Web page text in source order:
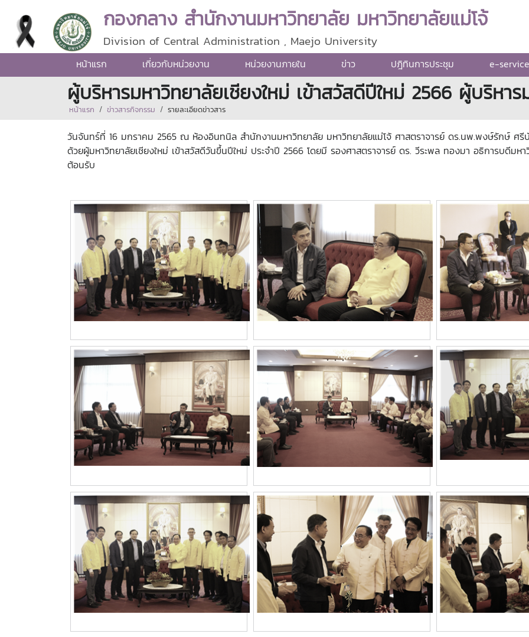
กองกลาง สำนักงานมหาวิทยาลัย มหาวิทยาลัยแม่โจ้
Division of Central Administration , Maejo University
หน้าแรก เกี่ยวกับหน่วยงาน หน่วยงานภายใน ข่าว ปฎิทินการประชุม e-service
ผู้บริหารมหาวิทยาลัยเชียงใหม่ เข้าสวัสดีปีใหม่ 2566 ผู้บริหาร
หน้าแรก ข่าวสารกิจกรรม รายละเอียดข่าวสาร
วันจันทร์ที่ 16 มกราคม 2565 ณ ห้องอินทนิล สำนักงานมหาวิทยาลัย มหาวิทยาลัยแม่โจ้ ศาสตราจารย์ ดร.นพ.พงษ์รักษ์ ศ
ด้วยผู้มหาวิทยาลัยเชียงใหม่ เข้าสวัสดีวันขึ้นปีใหม่ ประจำปี 2566 โดยมี รองศาสตราจารย์ ดร. วีระพล ทองมา อธิการบดีมห
ต้อนรับ